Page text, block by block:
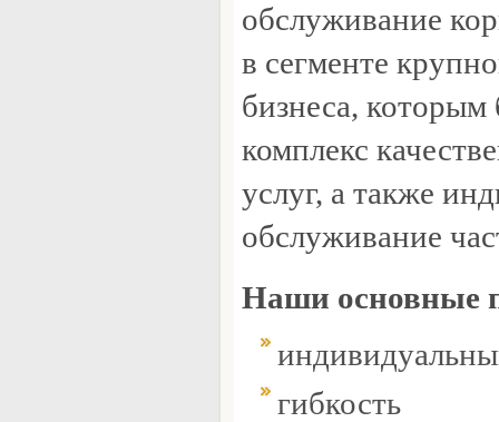
обслуживание
в сегменте
бизнеса, которым
комплекс
услуг, а также
обслуживание
Наши основные
гибкость